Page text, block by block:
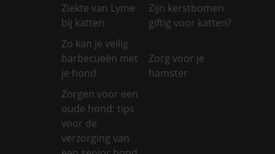
Ziekte van Lyme
bij katten
Zijn kerstbomen
giftig voor katten?
Zo kan je veilig
barbecueën met
je hond
Zorg voor je
hamster
Zorgen voor een
oude hond: tips
voor de
verzorging van